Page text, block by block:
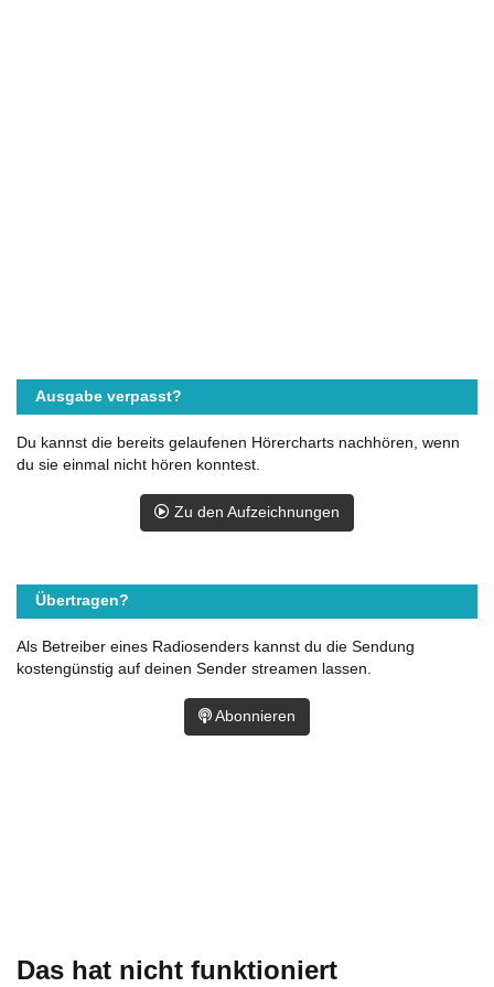
Das hat nicht funktioniert
Ausgabe verpasst?
Du kannst die bereits gelaufenen Hörercharts nachhören, wenn
du sie einmal nicht hören konntest.
Zu den Aufzeichnungen
Übertragen?
Als Betreiber eines Radiosenders kannst du die Sendung
kostengünstig auf deinen Sender streamen lassen.
Abonnieren